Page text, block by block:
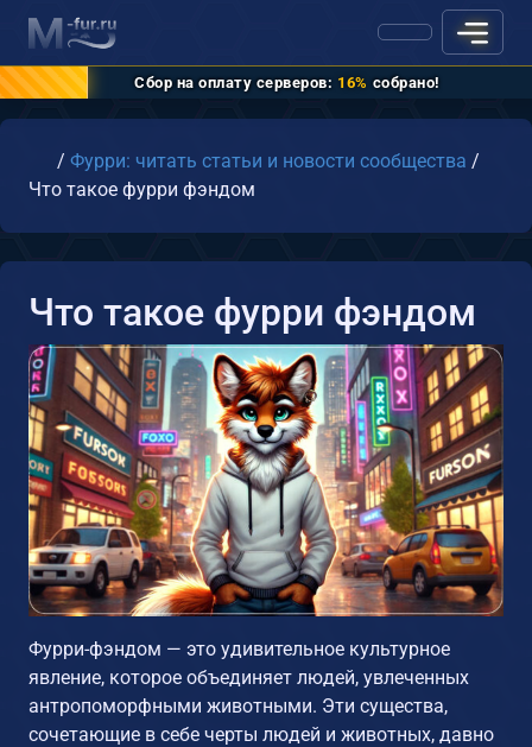
Сбор на оплату серверов: 16% собрано!
Главная
/ Фурри: читать статьи и новости сообщества /
Что такое фурри фэндом
Что такое фурри фэндом
Фурри-фэндом — это удивительное культурное
явление, которое объединяет людей, увлеченных
антропоморфными животными. Эти существа,
сочетающие в себе черты людей и животных, давно